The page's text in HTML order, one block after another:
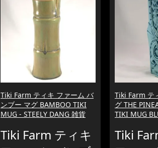
Tiki Farm ティキ ファーム バ
ンブー マグ BAMBOO TIKI
MUG - STEELY DANG 雑貨
Tiki Farm ティキ
Tiki Farm テ
グ THE
TIKI MUG
Tiki